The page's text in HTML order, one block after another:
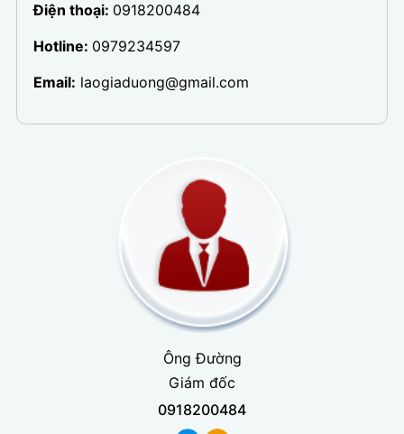
Điện thoại: 0918200484
Hotline: 0979234597
Email: laogiaduong@gmail.com
Ông Đường
Giám đốc
0918200484